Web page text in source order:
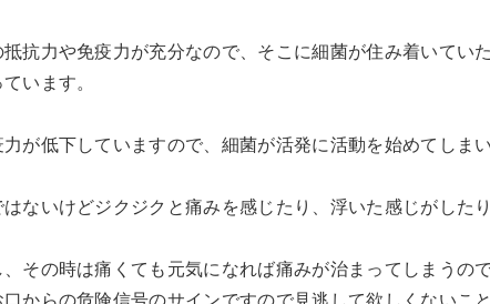
抗力や免疫力が充分なので、そこに細菌が住み着いてい
います。
が低下していますので、細菌が活発に活動を始めてしまい
ないけどジクジクと痛みを感じたり、浮いた感じがした
その時は痛くても元気になれば痛みが治まってしまうの
からの危険信号のサインですので見逃して欲しくないこと